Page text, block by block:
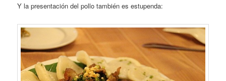
Y la presentación del pollo también es estupenda: